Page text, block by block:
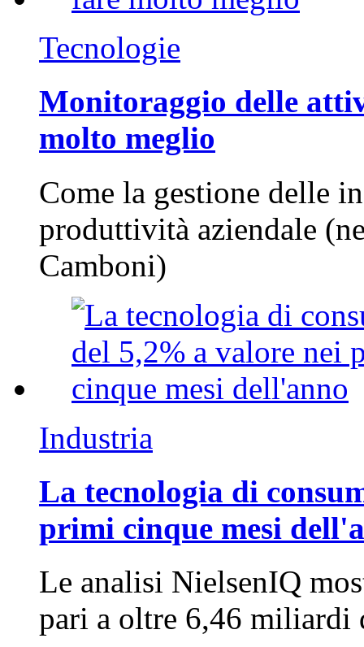
Tecnologie
Monitoraggio delle
molto meglio
Come la gestione delle
produttività aziendale
Camboni)
Industria
La tecnologia di
primi cinque mesi
Le analisi NielsenIQ
pari a oltre 6,46